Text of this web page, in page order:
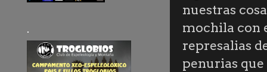
nuestras
mochila con
represalias
penurias que
.